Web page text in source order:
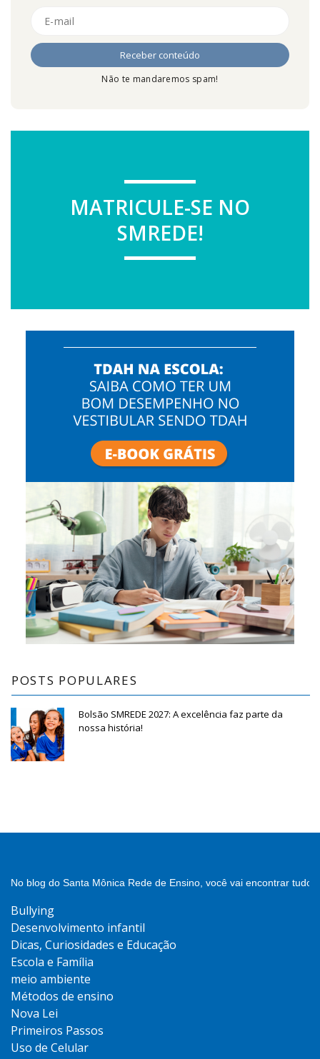
Não te mandaremos spam!
MATRICULE-SE NO
SMREDE!
POSTS POPULARES
Bolsão SMREDE 2027: A excelência faz parte da
nossa história!
No blog do Santa Mônica Rede de Ensino, você vai encontrar
Bullying
Desenvolvimento infantil
Dicas, Curiosidades e Educação
Escola e Família
meio ambiente
Métodos de ensino
Nova Lei
Primeiros Passos
Uso de Celular